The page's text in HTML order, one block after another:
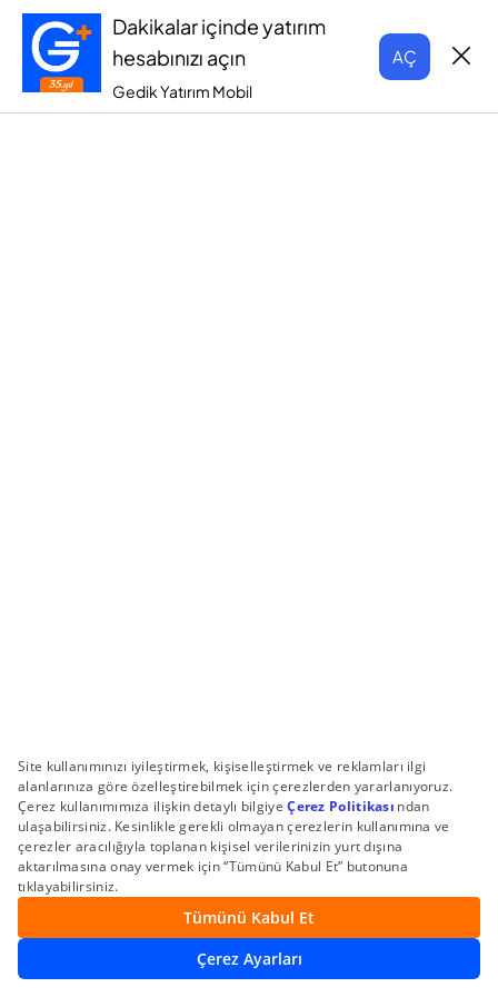
Dakikalar içinde yatırım
hesabınızı açın
Gedik Yatırım Mobil
AÇ